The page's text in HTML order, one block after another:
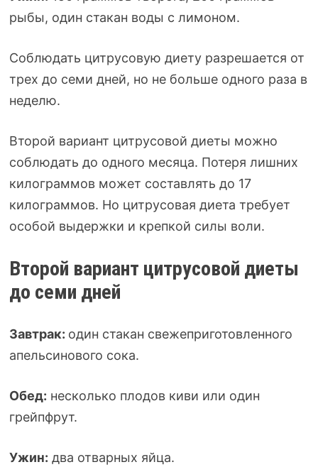
рыбы, один стакан воды с лимоном.
Соблюдать цитрусовую диету разрешается от
трех до семи дней, но не больше одного раза в
неделю.
Второй вариант цитрусовой диеты можно
соблюдать до одного месяца. Потеря лишних
килограммов может составлять до 17
килограммов. Но цитрусовая диета требует
особой выдержки и крепкой силы воли.
Второй вариант цитрусовой диеты
до семи дней
Завтрак: один стакан свежеприготовленного
апельсинового сока.
Обед: несколько плодов киви или один
грейпфрут.
Ужин: два отварных яйца.